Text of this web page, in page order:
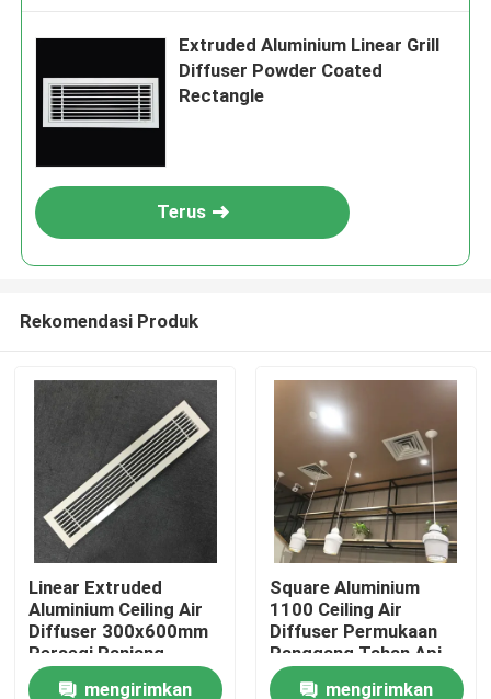
Rumah
Produk
Video
Extruded Aluminium Linear Grill
Diffuser Powder Coated
Rectangle
Terus
Rekomendasi Produk
Linear Extruded
Aluminium Ceiling Air
Diffuser 300x600mm
Persegi Panjang
mengirimkan
Square Aluminium
1100 Ceiling Air
Diffuser Permukaan
Panggang Tahan Api
Selesai
mengirimkan